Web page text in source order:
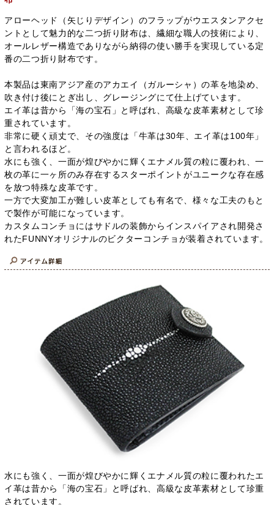
アローヘッド（矢じりデザイン）のフラップがウエスタンアクセ
ントとして魅力的な二つ折り財布は、繊細な職人の技術により、
オールレザー構造でありながら納得の使い勝手を実現している定
番の二つ折り財布です。
本製品は東南アジア産のアカエイ（ガルーシャ）の革を地染め、
吹き付け後にとぎ出し、グレージングにて仕上げています。
エイ革は昔から「海の宝石」と呼ばれ、高級な皮革素材として珍
重されています。
非常に硬く頑丈で、その強度は「牛革は30年、エイ革は100年」
と言われるほど。
水にも強く、一面が煌びやかに輝くエナメル質の粒に覆われ、一
枚の革に一ヶ所のみ存在するスターポイントがユニークな存在感
を放つ特殊な皮革です。
一方で大変加工が難しい皮革としても有名で、様々な工夫のもと
で製作が可能になっています。
カスタムコンチョにはサドルの装飾からインスパイアされ開発さ
れたFUNNYオリジナルのビクターコンチョが装着されています。
水にも強く、一面が煌びやかに輝くエナメル質の粒に覆われたエ
イ革は昔から「海の宝石」と呼ばれ、高級な皮革素材として珍重
されています。